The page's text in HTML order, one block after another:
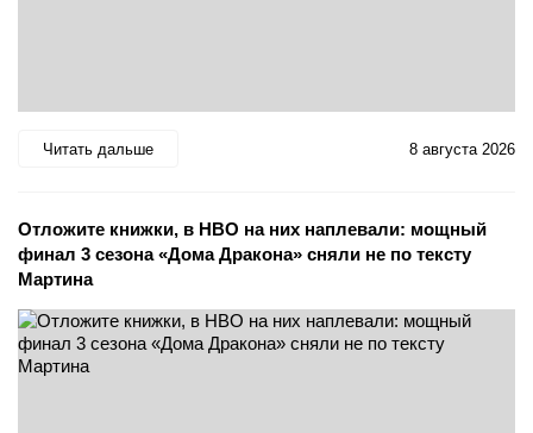
Читать дальше 8 августа 2026
Отложите книжки, в HBO на них наплевали: мощный
финал 3 сезона «Дома Дракона» сняли не по тексту
Мартина